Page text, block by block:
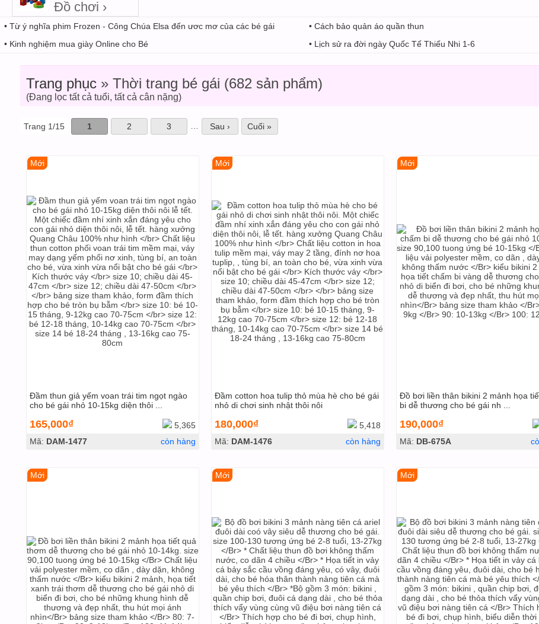
Đồ chơi ›
• Từ ý nghĩa phim Frozen - Công Chúa Elsa đến ươc mơ của các bé gái
• Cách bảo quản áo quần thun
• Kinh nghiệm mua giày Online cho Bé
• Lịch sử ra đời ngày Quốc Tế Thiếu Nhi 1-6
Trang phục» Thời trang bé gái (682 sản phẩm)
(Đang lọc tất cả tuổi, tất cả cân nặng)
Trang 1/15 1 2 3 Sau › Cuối »
Mới
Đầm thun giả yếm voan trái tim ngọt ngào
cho bé gái nhỏ 10-15kg diện thôi ...
165,000₫
5,365
Mã: DAM-1477 còn hàng
Mới
Đầm cotton hoa tulip thỏ mùa hè cho bé gái
nhỏ di chơi sinh nhật thôi nôi
180,000₫
5,418
Mã: DAM-1476 còn hàng
Mới
Đồ bơi liền thân bikini 2 mảnh họa
bi dễ thương cho bé gái nh ...
190,000₫
Mã: DB-675A
Mới Mới Mới